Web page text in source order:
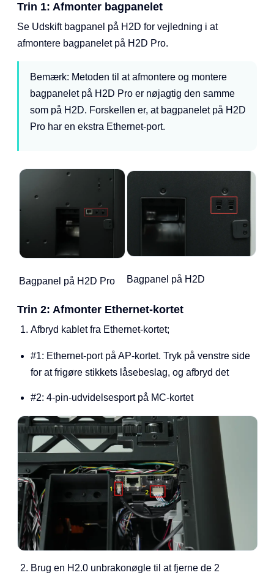
Trin 1: Afmonter bagpanelet
Se Udskift bagpanel på H2D for vejledning i at
afmontere bagpanelet på H2D Pro.
Bemærk: Metoden til at afmontere og montere
bagpanelet på H2D Pro er nøjagtig den samme
som på H2D. Forskellen er, at bagpanelet på H2D
Pro har en ekstra Ethernet-port.
Bagpanel på H2D Pro Bagpanel på H2D
Trin 2: Afmonter Ethernet-kortet
Afbryd kablet fra Ethernet-kortet;
#1: Ethernet-port på AP-kortet. Tryk på venstre side
for at frigøre stikkets låsebeslag, og afbryd det
#2: 4-pin-udvidelsesport på MC-kortet
Brug en H2.0 unbrakonøgle til at fjerne de 2